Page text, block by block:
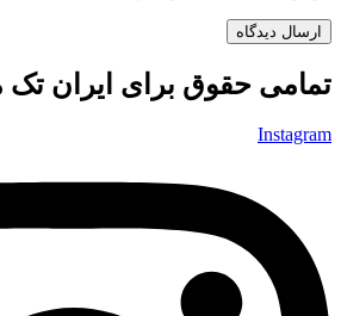
تمامی حقوق برای ایران
Instagram